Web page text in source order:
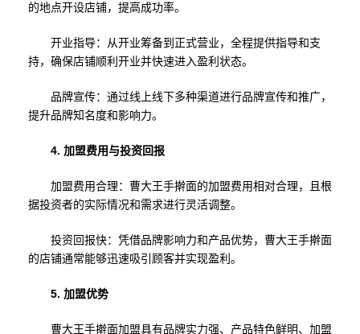
的地点开设店铺，提高成功率。
开业指导：从开业筹备到正式营业，全程提供指导和支
持，确保店铺顺利开业并快速进入盈利状态。
品牌宣传：通过线上线下多种渠道进行品牌宣传和推广，
提升品牌知名度和影响力。
4. 加盟费用与投资回报
加盟费用合理：曹大王手擀面的加盟费用相对合理，且根
据投资者的实际情况和需求进行灵活调整。
投资回报快：凭借品牌影响力和产品优势，曹大王手擀面
的店铺通常能够迅速吸引顾客并实现盈利。
5. 加盟优势
曹大王手擀面加盟具有品牌实力强、产品特色鲜明、加盟